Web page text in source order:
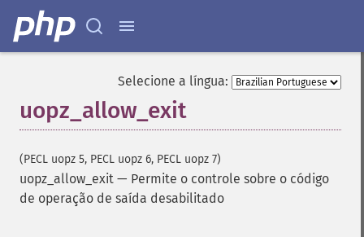
Selecione a língua:
uopz_allow_exit
(PECL uopz 5, PECL uopz 6, PECL uopz 7)
uopz_allow_exit — Permite o controle sobre o código
de operação de saída desabilitado